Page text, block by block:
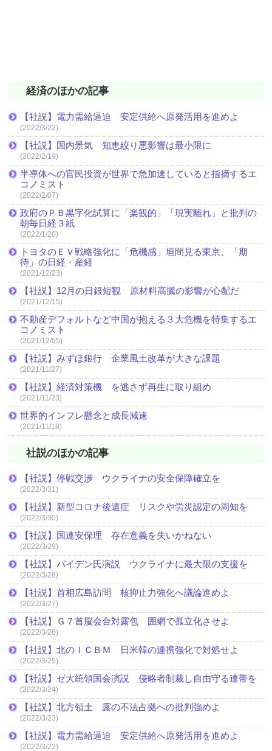
経済のほかの記事
【社説】電力需給逼迫 安定供給へ原発活用を進めよ
(2022/3/22)
【社説】国内景気 知恵絞り悪影響は最小限に
(2022/2/19)
半導体への官民投資が世界で急加速していると指摘するエ
コノミスト
(2022/2/07)
政府のＰＢ黒字化試算に「楽観的」「現実離れ」と批判の
朝毎日経３紙
(2022/1/20)
トヨタのＥＶ戦略強化に「危機感」垣間見る東京、「期
待」の日経・産経
(2021/12/23)
【社説】12月の日銀短観 原材料高騰の影響が心配だ
(2021/12/15)
不動産デフォルトなど中国が抱える３大危機を特集するエ
コノミスト
(2021/12/05)
【社説】みずほ銀行 企業風土改革が大きな課題
(2021/11/27)
【社説】経済対策機 を逃さず再生に取り組め
(2021/11/23)
世界的インフレ懸念と成長減速
(2021/11/18)
社説のほかの記事
【社説】停戦交渉 ウクライナの安全保障確立を
(2022/3/31)
【社説】新型コロナ後遺症 リスクや労災認定の周知を
(2022/3/30)
【社説】国連安保理 存在意義を失いかねない
(2022/3/29)
【社説】バイデン氏演説 ウクライナに最大限の支援を
(2022/3/28)
【社説】首相広島訪問 核抑止力強化へ議論進めよ
(2022/3/27)
【社説】Ｇ７首脳会合対露包 囲網で孤立化させよ
(2022/3/26)
【社説】北のＩＣＢＭ 日米韓の連携強化で対処せよ
(2022/3/25)
【社説】ゼ大統領国会演説 侵略者制裁し自由守る連帯を
(2022/3/24)
【社説】北方領土 露の不法占拠への批判強めよ
(2022/3/23)
【社説】電力需給逼迫 安定供給へ原発活用を進めよ
(2022/3/22)